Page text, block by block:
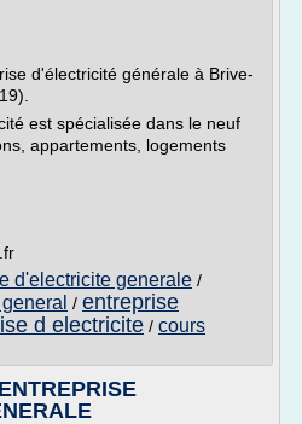
d'électricité générale à Brive-
est spécialisée dans le neuf
appartements, logements
d'electricite generale /
/ entreprise
d electricite / cours